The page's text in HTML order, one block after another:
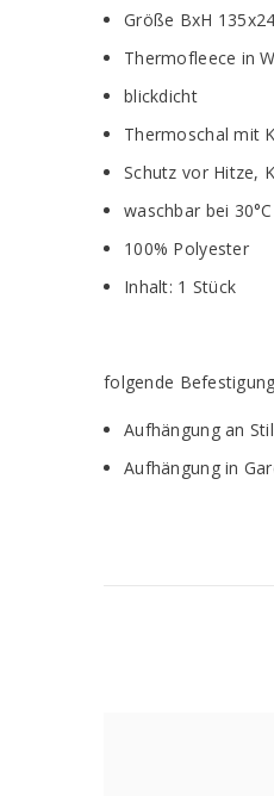
Größe BxH
Thermofleece in
blickdicht
Thermoschal mit
Schutz vor Hitze,
waschbar bei 30°C
100% Polyester
Inhalt: 1 Stück
folgende
Aufhängung an
Aufhängung in